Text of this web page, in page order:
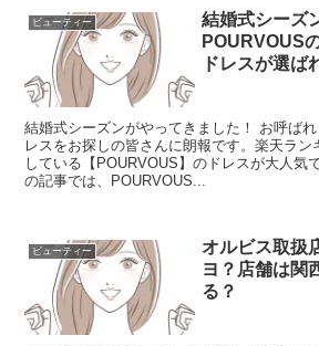
ビューティー
結婚式シーズ
POURVOUS
ドレスが選ば
結婚式シーズンがやってきました！ お呼ば
レスをお探しの皆さんに朗報です。楽天ラン
している【POURVOUS】のドレスが大人気
の記事では、POURVOUS...
ビューティー
オルビス取扱
ヨ？店舗は関
る？